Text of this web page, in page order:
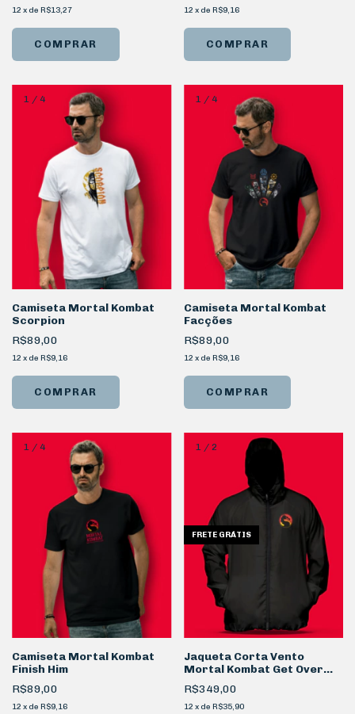
12 x de R$13,27
COMPRAR
12 x de R$9,16
COMPRAR
1 / 4
Camiseta Mortal Kombat
Scorpion
R$89,00
12 x de R$9,16
COMPRAR
1 / 4
Camiseta Mortal Kombat
Facções
R$89,00
12 x de R$9,16
COMPRAR
1 / 4
Camiseta Mortal Kombat
Finish Him
R$89,00
12 x de R$9,16
1/ 2
FRETE GRÁTIS
Jaqueta Corta Vento
Mortal Kombat Get Over
Here
R$349,00
12 x de R$35,90